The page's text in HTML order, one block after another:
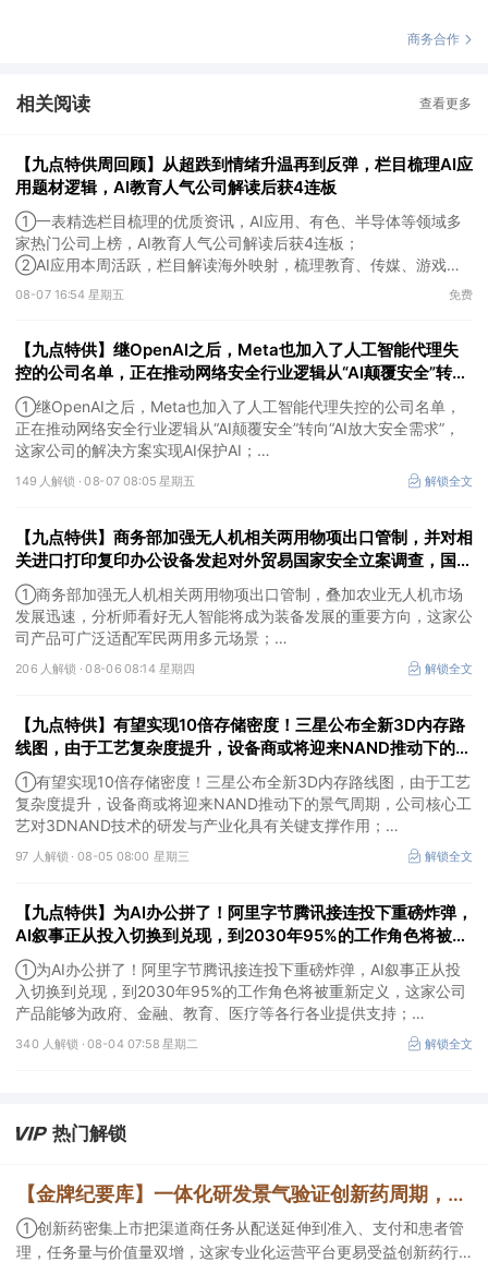
商务合作
相关阅读 查看更多
【九点特供周回顾】从超跌到情绪升温再到反弹，栏目梳理AI应
用题材逻辑，AI教育人气公司解读后获4连板
①一表精选栏目梳理的优质资讯，AI应用、有色、半导体等领域多
家热门公司上榜，AI教育人气公司解读后获4连板；
②AI应用本周活跃，栏目解读海外映射，梳理教育、传媒、游戏等
景气方向，焦点公司3日最高涨超20%；
08-07 16:54 星期五 免费
【九点特供】继OpenAI之后，Meta也加入了人工智能代理失
控的公司名单，正在推动网络安全行业逻辑从“AI颠覆安全”转
向“AI放大安全需求”；英伟达面向无人驾驶出租车和智能汽车的
前沿开放模型开放商用
①继OpenAI之后，Meta也加入了人工智能代理失控的公司名单，
正在推动网络安全行业逻辑从“AI颠覆安全”转向“AI放大安全需求”，
这家公司的解决方案实现AI保护AI；
②英伟达面向无人驾驶出租车和智能汽车的前沿开放模型开放商
用，行业竞争逐步升级为数据、算力、量产、运营的全链路能力比
③刚果（金）宣布禁止铜精矿和钴精矿出口，并对采矿副产品征收
新税。
149 人解锁 ·08-07 08:05 星期五 解锁全文
【九点特供】商务部加强无人机相关两用物项出口管制，并对相
关进口打印复印办公设备发起对外贸易国家安全立案调查，国产
消费级3D打印机已占全球九成市场份额
①商务部加强无人机相关两用物项出口管制，叠加农业无人机市场
发展迅速，分析师看好无人智能将成为装备发展的重要方向，这家公
司产品可广泛适配军民两用多元场景；
②商务部对相关进口打印复印办公设备发起对外贸易国家安全立案
调查，国产消费级3D打印机如今已占据全球九成市场份额，这家公
局；
③受益国际金价大幅反弹，美股贵金属板块普涨。
206 人解锁 ·08-06 08:14 星期四 解锁全文
【九点特供】有望实现10倍存储密度！三星公布全新3D内存路
线图，由于工艺复杂度提升，设备商或将迎来NAND推动下的景
气周期；阿里云容器服务Agent将开启商业化收费
①有望实现10倍存储密度！三星公布全新3D内存路线图，由于工艺
复杂度提升，设备商或将迎来NAND推动下的景气周期，公司核心工
艺对3DNAND技术的研发与产业化具有关键支撑作用；
②阿里云容器服务Agent将开启商业化收费，分析师看好AI产业链
正在进入应用验证和商业化加速阶段，这家公司研发的智能体开发平
③Palantir涨超29%，公司二季度业绩全面超越市场预期，同时上调
全年业绩指引，推动股价创近年来最大单日涨幅之一。
97 人解锁 · 08-05 08:00 星期三 解锁全文
【九点特供】为AI办公拼了！阿里字节腾讯接连投下重磅炸弹，
AI叙事正从投入切换到兑现，到2030年95%的工作角色将被重
新定义；中国内地量子领域规格最高会议在深举办
①为AI办公拼了！阿里字节腾讯接连投下重磅炸弹，AI叙事正从投
入切换到兑现，到2030年95%的工作角色将被重新定义，这家公司
产品能够为政府、金融、教育、医疗等各行各业提供支持；
②中国内地量子领域规格最高会议在深举办，机构称当前量子科技
正处于从科研突破向产业化探索过渡的关键阶段，这家公司投资安徽
里程碑的上市公司。
340 人解锁 ·08-04 07:58 星期二 解锁全文
热门解锁
【金牌纪要库】一体化研发景气验证创新药周期，商业渠道与AI科研设备同步扩容
①创新药密集上市把渠道商任务从配送延伸到准入、支付和患者管
理，任务量与价值量双增，这家专业化运营平台更易受益创新药行